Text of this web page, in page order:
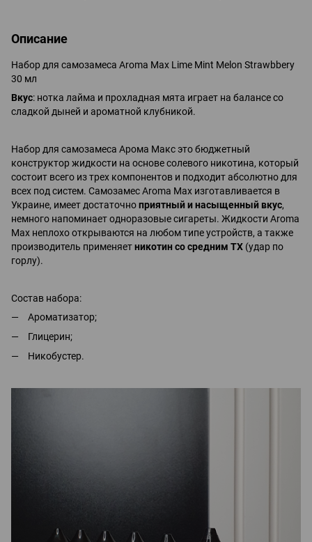
Описание
Набор для самозамеcа Aroma Max Lime Mint Melon Strawbbery
30 мл
Вкус: нотка лайма и прохладная мята играет на балансе со
сладкой дыней и ароматной клубникой.
Набор для самозамеса Арома Макс это бюджетный
конструктор жидкости на основе солевого никотина, который
состоит всего из трех компонентов и подходит абсолютно для
всех под систем. Самозамес Aroma Max изготавливается в
Украине, имеет достаточноприятный и насыщенный вкус,
немного напоминает одноразовые сигареты. Жидкости Aroma
Max неплохо открываются на любом типе устройств, а также
производитель применяетникотин со средним ТХ (удар по
горлу).
Состав набора:
Ароматизатор;
Глицерин;
Никобустер.